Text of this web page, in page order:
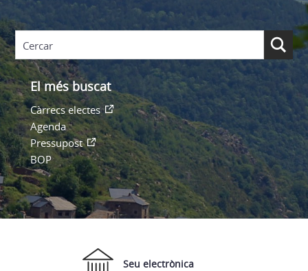
El més buscat
Càrrecs electes
Agenda
Pressupost
BOP
Seu electrònica